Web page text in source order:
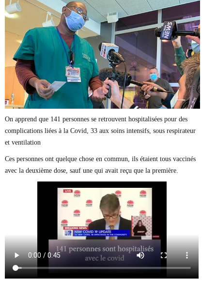
Marie-Eve Doyon
Mathieu Bock Côté
Nathalie Elgrably
Normand Lester
Philippe Léger
Pierre Martin
Remi Nadeau
Richard Béliveau
Richard Martineau
Réjean Parent
Steve E. Fortin
Thomas Mulcair
Véronyque Tremblay
On apprend que 141 personnes se retrouvent hospitalisées pour des
complications liées à la Covid, 33 aux soins intensifs, sous respirateur
et ventilation
Ces personnes ont quelque chose en commun, ils étaient tous vaccinés
avec la deuxième dose, sauf une qui avait reçu que la première.